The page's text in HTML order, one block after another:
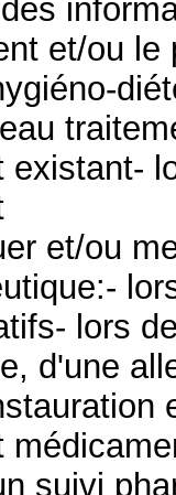
et/ou
existant-
et/ou
lors
d'une
suivi